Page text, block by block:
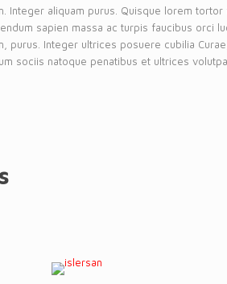
Integer aliquam purus. Quisque lorem
sapien massa ac turpis faucibus orci
purus. Integer ultrices posuere cubilia
sociis natoque penatibus et ultrices